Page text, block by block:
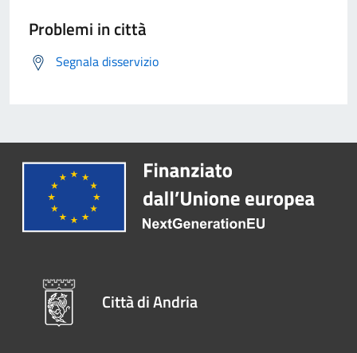
Problemi in città
Segnala disservizio
Città di Andria